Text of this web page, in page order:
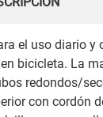
el uso diario y
bicicleta. La
redondos/
con cordón